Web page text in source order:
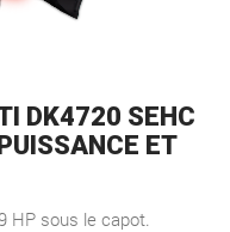
DK4720 SEHC
ET
HP sous le capot.